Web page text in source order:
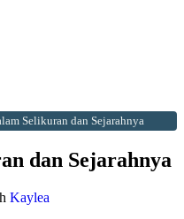
Selikuran dan Sejarahnya
dan Sejarahnya
Kaylea